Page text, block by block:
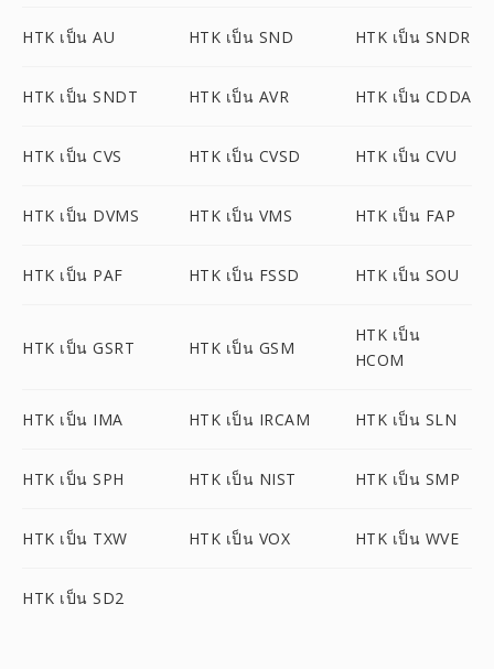
HTK เป็น AU HTK เป็น SND HTK เป็น SNDR
HTK เป็น SNDT HTK เป็น AVR HTK เป็น CDDA
HTK เป็น CVS HTK เป็น CVSD HTK เป็น CVU
HTK เป็น DVMS HTK เป็น VMS HTK เป็น FAP
HTK เป็น PAF HTK เป็น FSSD HTK เป็น SOU
HTK เป็น GSRT HTK เป็น GSM
HTK เป็น
HCOM
HTK เป็น IMA HTK เป็น IRCAM HTK เป็น SLN
HTK เป็น SPH HTK เป็น NIST HTK เป็น SMP
HTK เป็น TXW HTK เป็น VOX HTK เป็น WVE
HTK เป็น SD2